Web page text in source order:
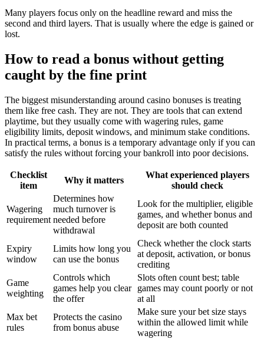
Many players focus only on the headline reward and miss the
second and third layers. That is usually where the edge is gained or
lost.
How to read a bonus without getting
caught by the fine print
The biggest misunderstanding around casino bonuses is treating
them like free cash. They are not. They are tools that can extend
playtime, but they usually come with wagering rules, game
eligibility limits, deposit windows, and minimum stake conditions.
In practical terms, a bonus is a temporary advantage only if you can
satisfy the rules without forcing your bankroll into poor decisions.
Checklist
item
Why it matters
What experienced players
should check
Wagering
requirement
Determines how
much turnover is
needed before
withdrawal
Look for the multiplier, eligible
games, and whether bonus and
deposit are both counted
Expiry
window
Limits how long you
can use the bonus
Check whether the clock starts
at deposit, activation, or bonus
crediting
Game
weighting
Controls which
games help you clear
the offer
Slots often count best; table
games may count poorly or not
at all
Max bet
rules
Protects the casino
from bonus abuse
Make sure your bet size stays
within the allowed limit while
wagering